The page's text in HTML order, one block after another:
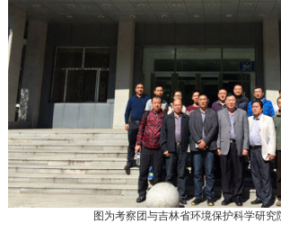
图为考察团与吉林省环境保护科学研究